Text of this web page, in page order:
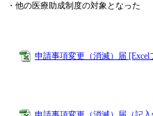
・他の医療助成制度の対象となった
申請事項変更（消滅）届 [Excel